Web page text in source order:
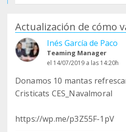
Actualización de cómo
Inés García de Paco
Teaming Manager
el 14/07/2019 a las 14:20h
Donamos 10 mantas
Cristicats CES_Navalmoral
https://wp.me/p3Z55F-1pV